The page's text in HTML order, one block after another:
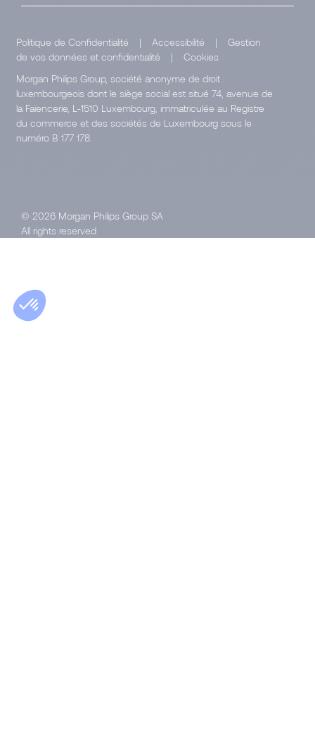
Politique de Confidentialité | Accessibilité |
Gestion
de vos données et confidentialité
|
Cookies
Morgan Philips Group, société anonyme de droit
luxembourgeois dont le siège social est situé 74, avenue de
la Faïencerie, L-1510 Luxembourg, immatriculée au Registre
du commerce et des sociétés de Luxembourg sous le
numéro B 177 178.
© 2026 Morgan Philips Group SA
All rights reserved